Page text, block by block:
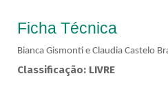
Ficha Técnica
Bianca Gismonti e Claudia Castelo
Classificação: LIVRE